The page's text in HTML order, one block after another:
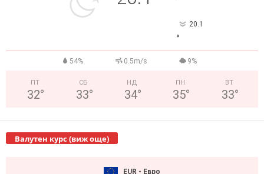
20.1
°
54% 0.5m/s 9%
ПТ
32°
СБ
33°
НД
34°
ПН
35°
ВТ
33°
Валутен курс (виж още)
EUR - Евро